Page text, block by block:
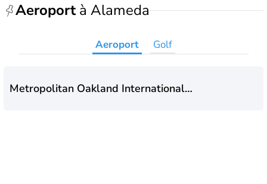
Aeroportà Alameda
Aeroport Golf
Metropolitan Oakland International